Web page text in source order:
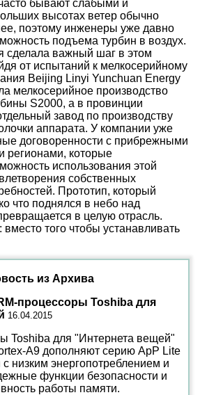
бывают слабыми и
высотах ветер обычно
поэтому инженеры уже давно
подъема турбин в воздух.
сделала важный шаг в этом
от испытаний к мелкосерийному
Beijing Linyi Yunchuan Energy
мелкосерийное производство
S2000, а в провинции
завод по производству
аппарата. У компании уже
договоренности с прибрежными
регионами, которые
использования этой
собственных
Прототип, который
что поднялся в небо над
в целую отрасль.
того чтобы устанавливать
из Архива
процессоры Toshiba для
16.04.2015
Toshiba для "Интернета вещей"
A9 дополняют серию ApP Lite
низким энергопотреблением и
функции безопасности и
работы памяти.